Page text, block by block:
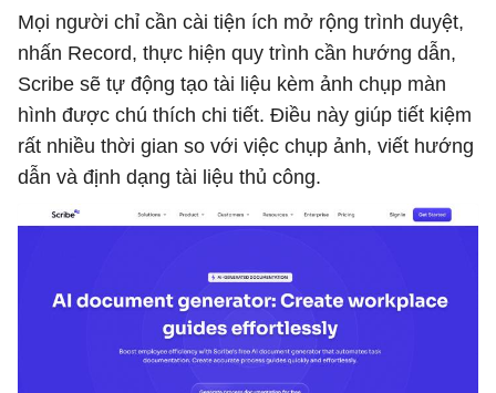
Mọi người chỉ cần cài tiện ích mở rộng trình duyệt,
nhấn Record, thực hiện quy trình cần hướng dẫn,
Scribe sẽ tự động tạo tài liệu kèm ảnh chụp màn
hình được chú thích chi tiết. Điều này giúp tiết kiệm
rất nhiều thời gian so với việc chụp ảnh, viết hướng
dẫn và định dạng tài liệu thủ công.